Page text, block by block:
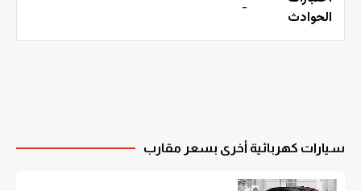
الحوادث
-
سيارات كهربائية أخرى بسعر مقارب